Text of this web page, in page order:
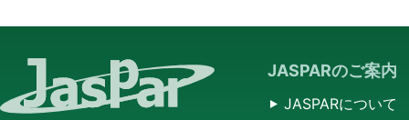
JASPARのご案内
JASPARについて